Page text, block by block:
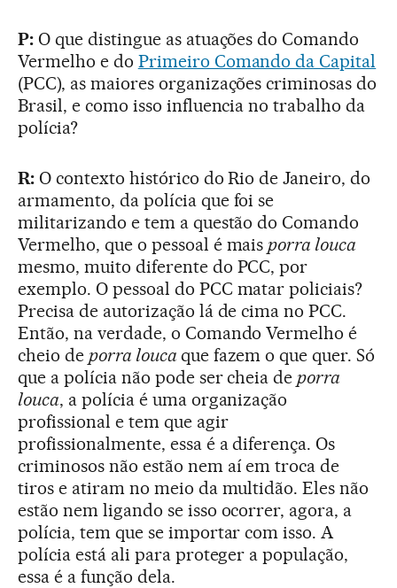
P:O que distingue as atuações do Comando
Vermelho e do Primeiro Comando da Capital
(PCC), as maiores organizações criminosas do
Brasil, e como isso influencia no trabalho da
polícia?
R: O contexto histórico do Rio de Janeiro, do
armamento, da polícia que foi se
militarizando e tem a questão do Comando
Vermelho, que o pessoal é maisporra louca
mesmo, muito diferente do PCC, por
exemplo. O pessoal do PCC matar policiais?
Precisa de autorização lá de cima no PCC.
Então, na verdade, o Comando Vermelho é
cheio de porra louca que fazem o que quer. Só
que a polícia não pode ser cheia deporra
louca, a polícia é uma organização
profissional e tem que agir
profissionalmente, essa é a diferença. Os
criminosos não estão nem aí em troca de
tiros e atiram no meio da multidão. Eles não
estão nem ligando se isso ocorrer, agora, a
polícia, tem que se importar com isso. A
polícia está ali para proteger a população,
essa é a função dela.